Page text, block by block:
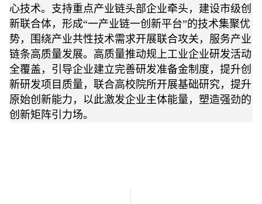
心技术。支持重点产业链头部企业牵头，建设市级创
新联合体，形成“一产业链一创新平台”的技术集聚优
势，围绕产业共性技术需求开展联合攻关，服务产业
链条高质量发展。高质量推动规上工业企业研发活动
全覆盖，引导企业建立完善研发准备金制度，提升创
新研发项目质量，联合高校院所开展基础研究，提升
原始创新能力，以此激发企业主体能量，塑造强劲的
创新矩阵引力场。